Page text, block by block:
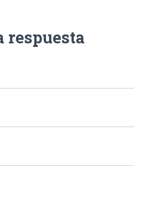
respuesta